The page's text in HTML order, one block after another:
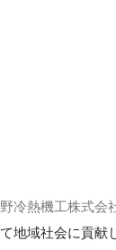
冷熱機工株式会
地域社会に貢献